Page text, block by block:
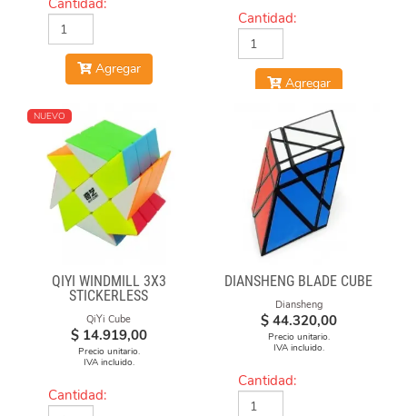
Cantidad:
Agregar
Cantidad:
Agregar
NUEVO
QIYI WINDMILL 3X3
STICKERLESS
QiYi Cube
$ 14.919,00
Precio unitario.
IVA incluido.
Cantidad:
DIANSHENG BLADE CUBE
Diansheng
$ 44.320,00
Precio unitario.
IVA incluido.
Cantidad: